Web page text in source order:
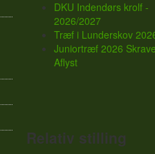
DKU Indendørs krolf -
2026/2027
Træf i Lunderskov
Juniortræf 2026
Aflyst
Relativ stilling